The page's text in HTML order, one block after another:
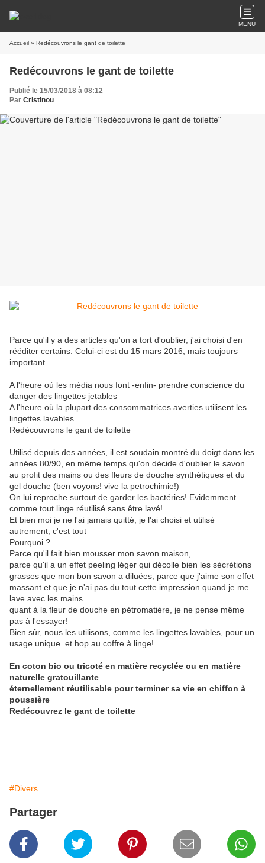
MENU
Accueil » Redécouvrons le gant de toilette
Redécouvrons le gant de toilette
Publié le 15/03/2018 à 08:12
Par Cristinou
Parce qu'il y a des articles qu'on a tort d'oublier, j'ai choisi d'en
rééditer certains. Celui-ci est du 15 mars 2016, mais toujours
important
A l'heure où les média nous font -enfin- prendre conscience du
danger des lingettes jetables
A l'heure où la plupart des consommatrices averties utilisent les
lingettes lavables
Redécouvrons le gant de toilette
Utilisé depuis des années, il est soudain montré du doigt dans les
années 80/90, en même temps qu'on décide d'oublier le savon
au profit des mains ou des fleurs de douche synthétiques et du
gel douche (ben voyons! vive la petrochimie!)
On lui reproche surtout de garder les bactéries! Evidemment
comme tout linge réutilisé sans être lavé!
Et bien moi je ne l'ai jamais quitté, je l'ai choisi et utilisé
autrement, c'est tout
Pourquoi ?
Parce qu'il fait bien mousser mon savon maison,
parce qu'il a un effet peeling léger qui décolle bien les sécrétions
grasses que mon bon savon a diluées, parce que j'aime son effet
massant et que je n'ai pas du tout cette impression quand je me
lave avec les mains
quant à la fleur de douche en pétromatière, je ne pense même
pas à l'essayer!
Bien sûr, nous les utilisons, comme les lingettes lavables, pour un
usage unique..et hop au coffre à linge!
En coton bio ou tricoté en matière recyclée ou en matière
naturelle gratouillante
éternellement réutilisable pour terminer sa vie en chiffon à
poussière
Redécouvrez le gant de toilette
#Divers
Partager